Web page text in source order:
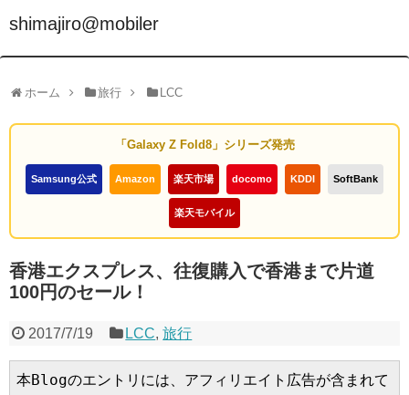
shimajiro@mobiler
ホーム 旅行 LCC
「Galaxy Z Fold8」シリーズ発売
Samsung公式 Amazon 楽天市場 docomo KDDI SoftBank
楽天モバイル
香港エクスプレス、往復購入で香港まで片道
100円のセール！
2017/7/19 LCC,旅行
本Blogのエントリには、アフィリエイト広告が含まれて